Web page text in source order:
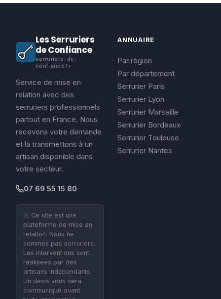
Les Serruriers
de Confiance
serruriers-de-
confiance.fr
Service de mise en
relation avec des
serruriers professionnels
partout en France. Nous
recevons votre demande
et la transmettons à un
artisan disponible dans
votre secteur.
07 69 55 15 80
⚠️ Ce site est une
plateforme de mise en
relation. Nous ne
sommes pas serruriers.
Les interventions sont
réalisées par des
artisans indépendants.
Un devis vous sera
communiqué avant
ANNUAIRE
Par région
Par département
Serrurier Paris
Serrurier Lyon
Serrurier Marseille
Serrurier Bordeaux
Serrurier Toulouse
Serrurier Nantes